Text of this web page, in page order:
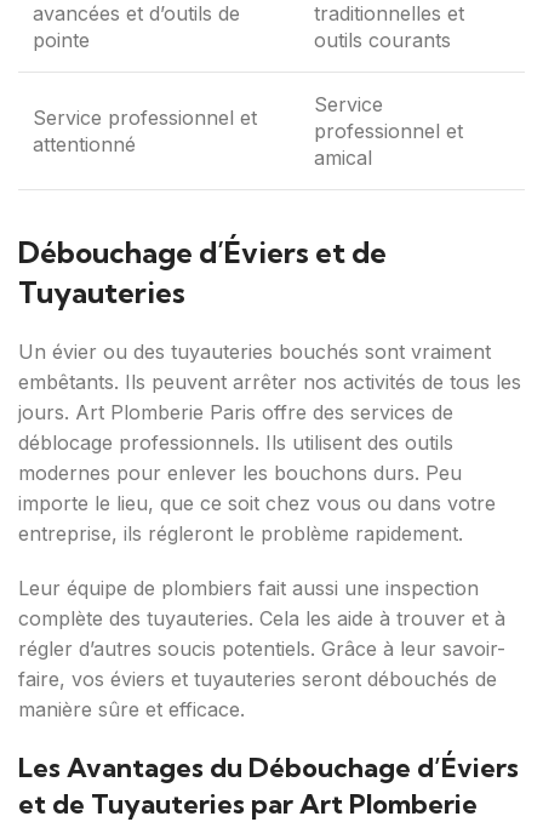
avancées et d’outils de
pointe
traditionnelles et
outils courants
Service professionnel et
attentionné
Service
professionnel et
amical
Débouchage d’Éviers et de
Tuyauteries
Un évier ou des tuyauteries bouchés sont vraiment
embêtants. Ils peuvent arrêter nos activités de tous les
jours. Art Plomberie Paris offre des services de
déblocage professionnels. Ils utilisent des outils
modernes pour enlever les bouchons durs. Peu
importe le lieu, que ce soit chez vous ou dans votre
entreprise, ils régleront le problème rapidement.
Leur équipe de plombiers fait aussi une inspection
complète des tuyauteries. Cela les aide à trouver et à
régler d’autres soucis potentiels. Grâce à leur savoir-
faire, vos éviers et tuyauteries seront débouchés de
manière sûre et efficace.
Les Avantages du Débouchage d’Éviers
et de Tuyauteries par Art Plomberie